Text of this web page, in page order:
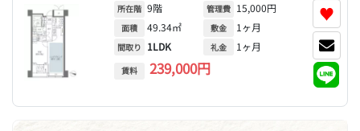
所在階 9階
面積 49.34㎡
間取り 1LDK
賃料 239,000円
管理費 15,000円
敷金 1ヶ月
礼金 1ヶ月
♥